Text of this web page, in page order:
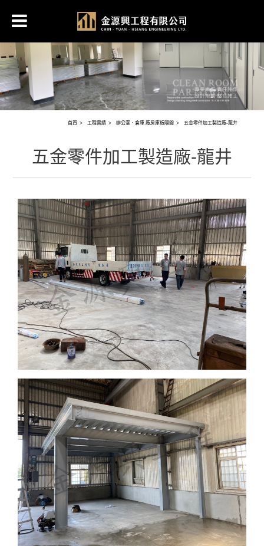
首頁 工程實績 辦公室、倉庫 廠房庫板隔間 五金零件加工製造廠-龍井
五金零件加工製造廠-龍井